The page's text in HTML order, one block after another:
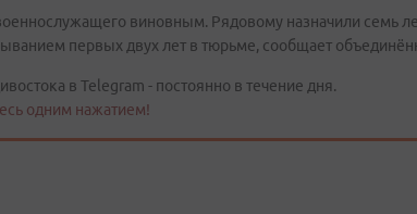
виновным. Рядовому назначили семь
первых двух лет в тюрьме, сообщает
в Telegram - постоянно в течение дня.
одним нажатием!